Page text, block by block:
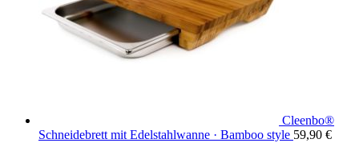
Cleenbo®
Schneidebrett mit Edelstahlwanne · Bamboo style 59,90 €